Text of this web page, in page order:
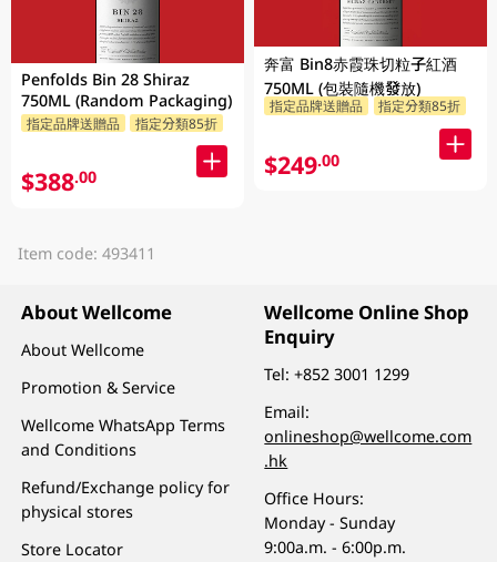
Penfolds Bin 28 Shiraz
750ML (Random Packaging)
指定品牌送贈品 指定分類85折
$388.00
奔富 Bin8赤霞珠切粒子紅酒
750ML (包裝隨機發放)
指定品牌送贈品 指定分類85折
$249.00
Item code: 493411
About Wellcome
About Wellcome
Promotion & Service
Wellcome WhatsApp Terms
and Conditions
Refund/Exchange policy for
physical stores
Store Locator
Wellcome Online Shop
Enquiry
Tel:+852 3001 1299
Email:
onlineshop@wellcome.com
.hk
Office Hours:
Monday - Sunday
9:00a.m. - 6:00p.m.